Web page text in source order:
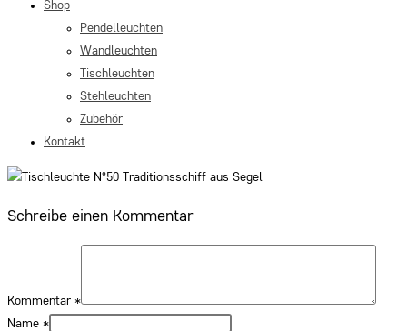
Shop
Pendelleuchten
Wandleuchten
Tischleuchten
Stehleuchten
Zubehör
Kontakt
Schreibe einen Kommentar
Kommentar *
Name *